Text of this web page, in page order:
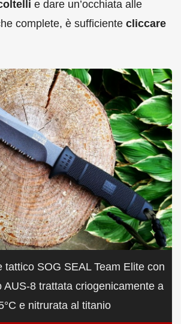
e dare un’occhiata alle
complete, è sufficiente cliccare
tattico SOG SEAL Team Elite con
AUS-8 trattata criogenicamente a
e nitrurata al titanio